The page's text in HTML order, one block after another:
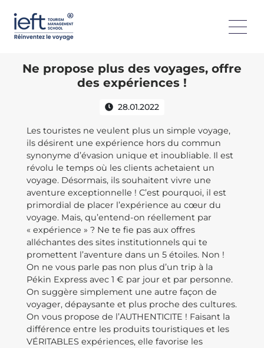
Ne propose plus des voyages, offre
des expériences !
28.01.2022
Les touristes ne veulent plus un simple voyage,
ils désirent une expérience hors du commun
synonyme d’évasion unique et inoubliable. Il est
révolu le temps où les clients achetaient un
voyage. Désormais, ils souhaitent vivre une
aventure exceptionnelle ! C’est pourquoi, il est
primordial de placer l’expérience au cœur du
voyage. Mais, qu’entend-on réellement par
« expérience » ? Ne te fie pas aux offres
alléchantes des sites institutionnels qui te
promettent l’aventure dans un 5 étoiles. Non !
On ne vous parle pas non plus d’un trip à la
Pékin Express avec 1 € par jour et par personne.
On suggère simplement une autre façon de
voyager, dépaysante et plus proche des cultures.
On vous propose de l’AUTHENTICITE ! Faisant la
différence entre les produits touristiques et les
VÉRITABLES expériences, elle favorise les